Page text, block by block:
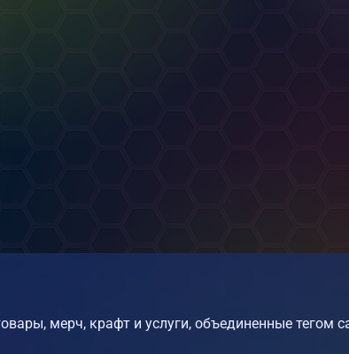
мерч, крафт и услуги, объединенные тегом